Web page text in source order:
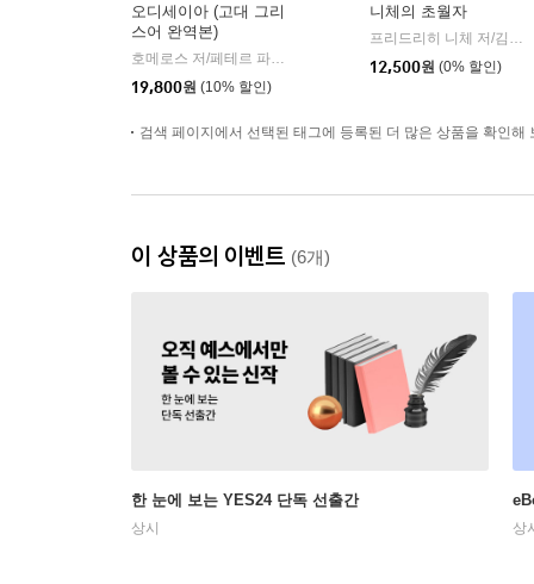
오디세이아 (고대 그리
스어 완역본)
| 현대지성
19,800원 (10% 할인)
니체의 초월자
12,500원 (0% 할인)
검색 페이지에서 선택된 태그에 등록된 더 많은 상품을 확인해
이 상품의 이벤트 (6개)
한 눈에 보는 YES24 단독 선출간
상시 상